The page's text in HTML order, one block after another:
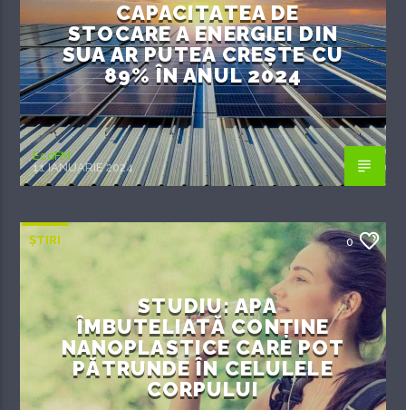
CAPACITATEA DE
STOCARE A ENERGIEI DIN
SUA AR PUTEA CREȘTE CU
89% ÎN ANUL 2024
EcoFM
11 IANUARIE 2024
ȘTIRI 0
STUDIU: APA
ÎMBUTELIATĂ CONȚINE
NANOPLASTICE CARE POT
PĂTRUNDE ÎN CELULELE
CORPULUI